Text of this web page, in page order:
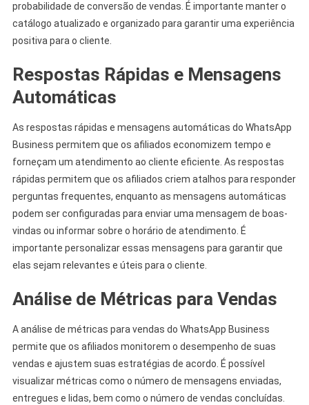
probabilidade de conversão de vendas. É importante manter o
catálogo atualizado e organizado para garantir uma experiência
positiva para o cliente.
Respostas Rápidas e Mensagens
Automáticas
As respostas rápidas e mensagens automáticas do WhatsApp
Business permitem que os afiliados economizem tempo e
forneçam um atendimento ao cliente eficiente. As respostas
rápidas permitem que os afiliados criem atalhos para responder
perguntas frequentes, enquanto as mensagens automáticas
podem ser configuradas para enviar uma mensagem de boas-
vindas ou informar sobre o horário de atendimento. É
importante personalizar essas mensagens para garantir que
elas sejam relevantes e úteis para o cliente.
Análise de Métricas para Vendas
A análise de métricas para vendas do WhatsApp Business
permite que os afiliados monitorem o desempenho de suas
vendas e ajustem suas estratégias de acordo. É possível
visualizar métricas como o número de mensagens enviadas,
entregues e lidas, bem como o número de vendas concluídas.